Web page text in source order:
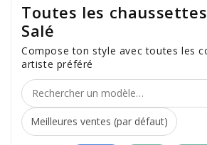
Toutes les
Salé
Compose ton style avec toutes les
artiste préféré
Trier